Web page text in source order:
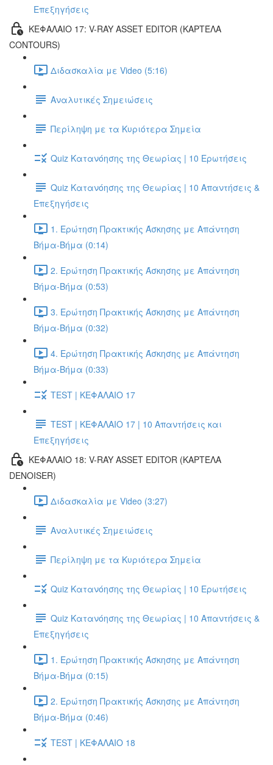
Επεξηγήσεις
ΚΕΦΑΛΑΙΟ 17: V-RAY ASSET EDITOR (ΚΑΡΤΈΛΑ
CONTOURS)
Διδασκαλία με Video (5:16)
Αναλυτικές Σημειώσεις
Περίληψη με τα Κυριότερα Σημεία
Quiz Κατανόησης της Θεωρίας | 10 Ερωτήσεις
Quiz Κατανόησης της Θεωρίας | 10 Απαντήσεις &
Επεξηγήσεις
1. Ερώτηση Πρακτικής Άσκησης με Απάντηση
Βήμα-Βήμα (0:14)
2. Ερώτηση Πρακτικής Άσκησης με Απάντηση
Βήμα-Βήμα (0:53)
3. Ερώτηση Πρακτικής Άσκησης με Απάντηση
Βήμα-Βήμα (0:32)
4. Ερώτηση Πρακτικής Άσκησης με Απάντηση
Βήμα-Βήμα (0:33)
TEST | ΚΕΦΑΛΑΙΟ 17
TEST | ΚΕΦΑΛΑΙΟ 17 | 10 Απαντήσεις και
Επεξηγήσεις
ΚΕΦΑΛΑΙΟ 18: V-RAY ASSET EDITOR (ΚΑΡΤΈΛΑ
DENOISER)
Διδασκαλία με Video (3:27)
Αναλυτικές Σημειώσεις
Περίληψη με τα Κυριότερα Σημεία
Quiz Κατανόησης της Θεωρίας | 10 Ερωτήσεις
Quiz Κατανόησης της Θεωρίας | 10 Απαντήσεις &
Επεξηγήσεις
1. Ερώτηση Πρακτικής Άσκησης με Απάντηση
Βήμα-Βήμα (0:15)
2. Ερώτηση Πρακτικής Άσκησης με Απάντηση
Βήμα-Βήμα (0:46)
TEST | ΚΕΦΑΛΑΙΟ 18